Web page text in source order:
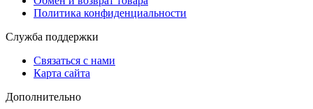
Политика конфиденциальности
Служба поддержки
Связаться с нами
Карта сайта
Дополнительно